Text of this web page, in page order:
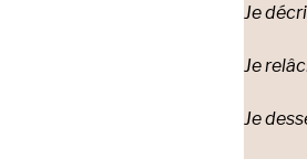
Je
Je
Je